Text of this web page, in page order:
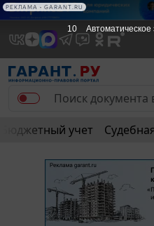
Бюджетный учет
10
РЕКЛАМА • GARANT.RU